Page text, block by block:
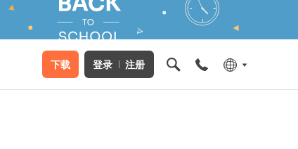
下载 登录 注册